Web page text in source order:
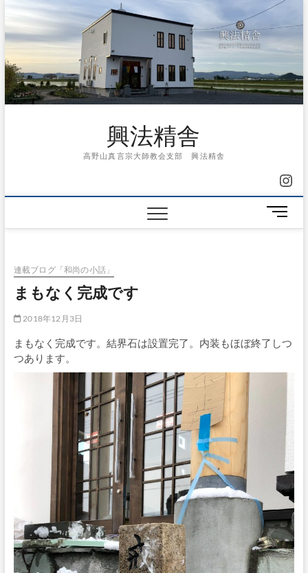
content
興法精舎
高野山真言宗大師教会支部 興法精舎
メ
ニ
連載ブログ「和尚の小話」
まもなく完成です
2018年12月3日
まもなく完成です。結界石は設置完了。内装もほぼ終了しつ
つあります。